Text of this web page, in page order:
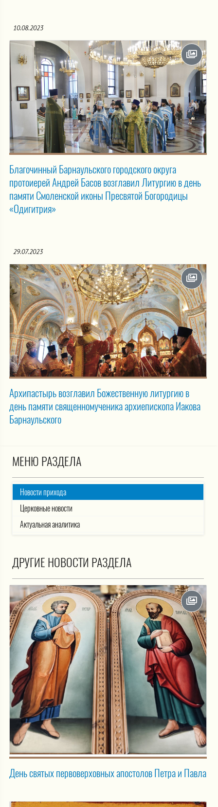
10.08.2023
Благочинный Барнаульского городского округа
протоиерей Андрей Басов возглавил Литургию в день
памяти Смоленской иконы Пресвятой Богородицы
«Одигитрия»
29.07.2023
Архипастырь возглавил Божественную литургию в
день памяти священномученика архиепископа Иакова
Барнаульского
МЕНЮ РАЗДЕЛА
Новости прихода
Церковные новости
Актуальная аналитика
ДРУГИЕ НОВОСТИ РАЗДЕЛА
День святых первоверховных апостолов Петра и Павла